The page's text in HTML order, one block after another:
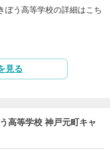
高等学校の詳細はこち
見る
高等学校 神戸元町キャ